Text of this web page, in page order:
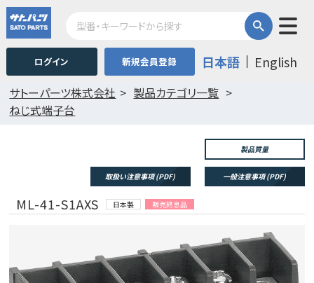
ログイン 新規会員登録 日本語 English
サトーパーツ株式会社
製品カテゴリ一覧
ねじ式端子台
製品質量
取扱い注意事項 (PDF) 一般注意事項 (PDF)
ML-41-S1AXS 日本製 販売終息品